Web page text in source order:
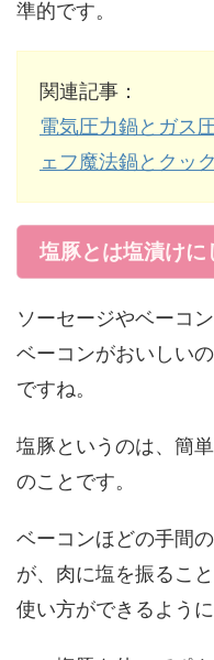
準的です。
関連記事：
電気圧力鍋とガス
ェフ魔法鍋とクッ
塩豚とは塩漬けに
ソーセージやベーコ
ベーコンがおいしい
ですね。
塩豚というのは、簡
のことです。
ベーコンほどの手間
が、肉に塩を振るこ
使い方ができるよう